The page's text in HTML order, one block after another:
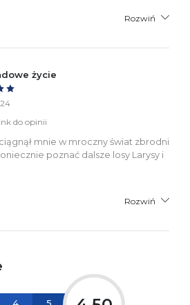
Rozwiń
życie
do opinii
mnie w mroczny świat zbrodni
poznać dalsze losy Larysy i
Rozwiń
4 5